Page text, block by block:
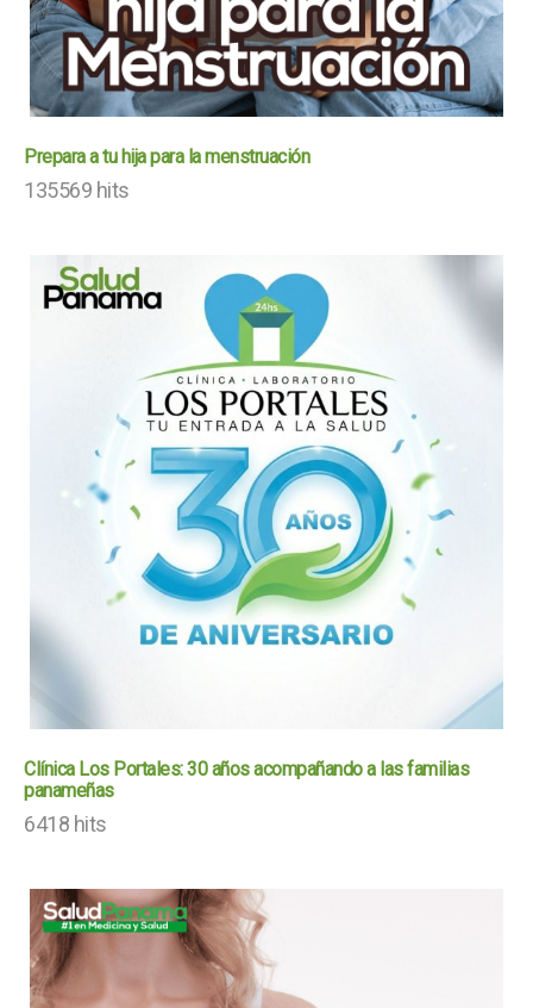
Prepara a tu hija para la menstruación
135569 hits
Clínica Los Portales: 30 años acompañando a las familias
panameñas
6418 hits